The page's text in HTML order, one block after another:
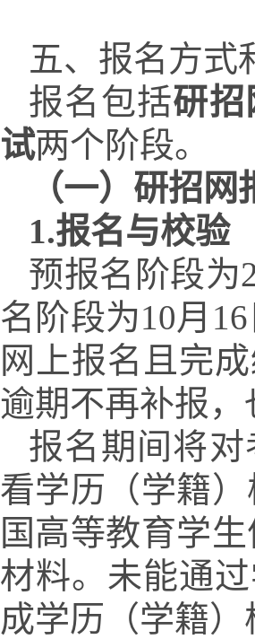
五、 报名方式
报名包括研招
试两个阶段。
（一）研招网
1.报名与校验
预报名阶段为
名阶段为10月 16
网上报名且完
逾期不再补报
报名期间将
看学历（学籍
国高等教育学
材料。未能通
成学历（学籍）